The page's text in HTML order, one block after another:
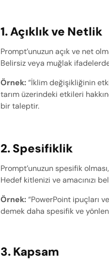
1. Açıklık ve Netlik
Prompt’unuzun açık ve net
Belirsiz veya muğlak
Örnek: “İklim değişikliğinin
tarım üzerindeki etkileri
bir taleptir.
2. Spesifiklik
Prompt’unuzun spesifik
Hedef kitlenizi ve amacınızı
Örnek: “PowerPoint ipuçları
demek daha spesifik ve
3. Kapsam